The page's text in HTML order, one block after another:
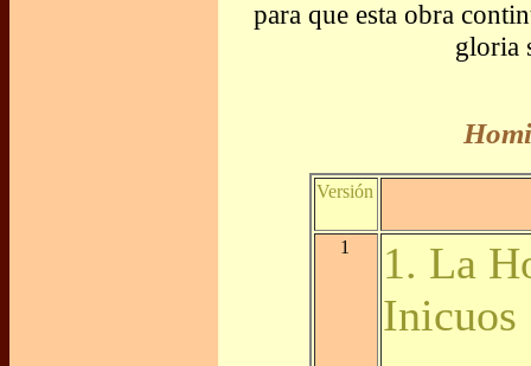
para que esta obra
gloria
Versión
1
1. La
Inicuos